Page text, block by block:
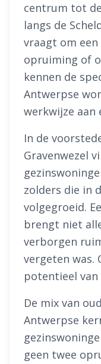
centrum tot
langs de
vraagt om
opruiming of
kennen de
Antwerpse
werkwijze aan
In de
Gravenwezel
zolders die in
volgegroeid.
brengt niet
verborgen
vergeten was.
potentieel van
De mix van
Antwerpse
geen twee